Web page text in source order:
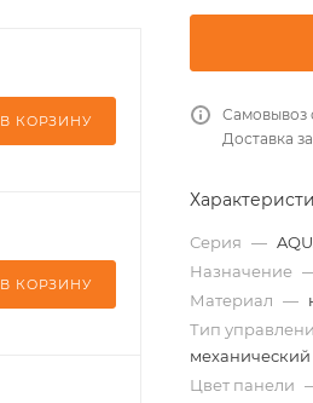
В КОРЗИНУ
В КОРЗИНУ
Самовывоз
Доставка
Серия —
Назначение
Материал —
Тип
Цвет панели